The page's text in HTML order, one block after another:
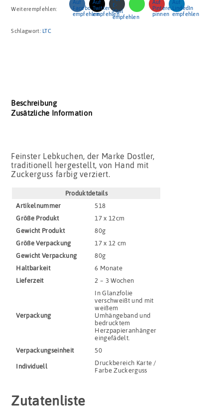
Weiterempfehlen:
Schlagwort: LTC
Beschreibung
Zusätzliche Information
Feinster Lebkuchen, der Marke Dostler,
traditionell hergestellt, von Hand mit
Zuckerguss farbig verziert.
Produktdetails
Artikel­nummer
518
Größe Produkt
17 x 12cm
Gewicht Produkt
80g
Größe Verpackung
17 x 12 cm
Gewicht Verpackung
80g
Haltbar­keit
6 Monate
Lieferzeit
2 – 3 Wochen
Verpackung
In Glanzfolie
verschweißt und mit
weißem
Umhängeband und
bedrucktem
Herzpapieranhänger
eingefädelt.
Verpackungs­einheit
50
Indivi­duell
Druckbereich Karte /
Farbe Zuckerguss
Zutatenliste